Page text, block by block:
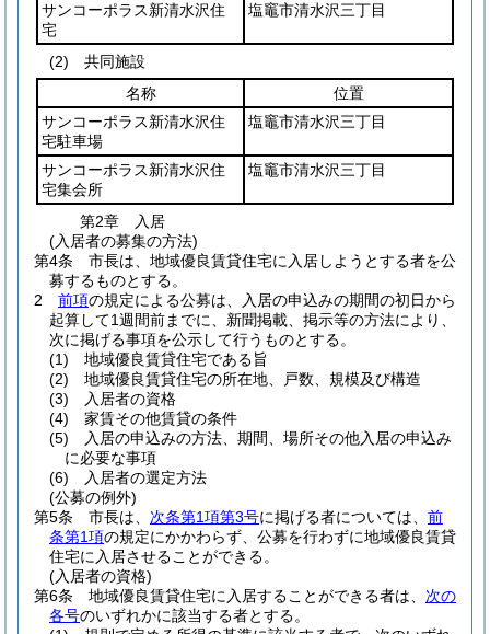
サンコーポラス新清水沢住
宅
塩竈市清水沢三丁目
(2)
共同施設
名称
位置
サンコーポラス新清水沢住
宅駐車場
塩竈市清水沢三丁目
サンコーポラス新清水沢住
宅集会所
塩竈市清水沢三丁目
第2章
入居
(入居者の募集の方法)
第4条
市長は、地域優良賃貸住宅に入居しようとする者を公
募するものとする。
2
前項の規定による公募は、入居の申込みの期間の初日から
起算して1週間前までに、新聞掲載、掲示等の方法により、
次に掲げる事項を公示して行うものとする。
(1)
地域優良賃貸住宅である旨
(2)
地域優良賃貸住宅の所在地、戸数、規模及び構造
(3)
入居者の資格
(4)
家賃その他賃貸の条件
(5)
入居の申込みの方法、期間、場所その他入居の申込み
に必要な事項
(6)
入居者の選定方法
(公募の例外)
第5条
市長は、 次条第1項第3号に掲げる者については、 前
条第1項の規定にかかわらず、公募を行わずに地域優良賃貸
住宅に入居させることができる。
(入居者の資格)
第6条
地域優良賃貸住宅に入居することができる者は、 次の
各号のいずれかに該当する者とする。